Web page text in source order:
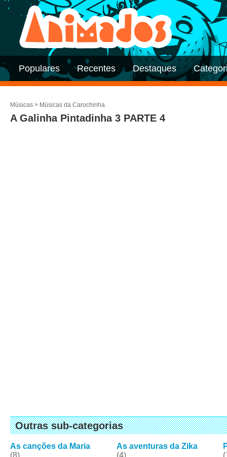
Populares Recentes Destaques
Músicas > Músicas da Carochinha
A Galinha Pintadinha 3 PARTE 4
Outras sub-categorias
As canções da Maria
(8)
As aventuras da Zika
(4)